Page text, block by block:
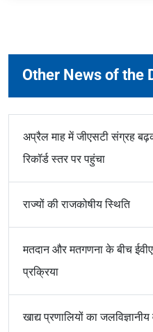
Other News of the
अप्रैल माह में जीएसटी संग्रह
रिकॉर्ड स्तर पर पहुंचा
राज्यों की राजकोषीय स्थिति
मतदान और मतगणना के बीच
प्रक्रिया
खाद्य प्रणालियों का